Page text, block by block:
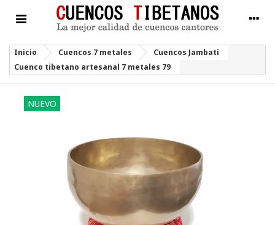
Inicio Cuencos 7 metales
Cuencos Jambati
Cuenco tibetano artesanal 7 metales 79
NUEVO